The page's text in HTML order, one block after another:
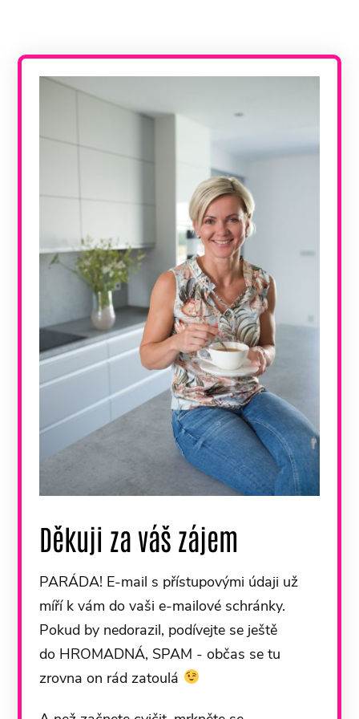
Děkuji za váš zájem
PARÁDA! E-mail s přístupovými údaji už
míří k vám do vaši e-mailové schránky.
Pokud by nedorazil, podívejte se ještě
do HROMADNÁ, SPAM - občas se tu
zrovna on rád zatoulá